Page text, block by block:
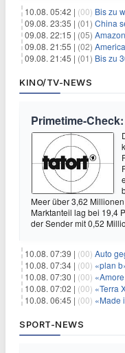
10.08. 05:42 | (00) Bis zu
09.08. 23:35 | (01) China setzt
09.08. 22:15 | (05) Amazon-
09.08. 21:55 | (02) American
09.08. 21:45 | (01) Bis zu 300€
KINO/TV-NEWS
Primetime-
Meer über 3,62
Marktanteil lag bei 19,4
der Sender mit 0,52
10.08. 07:39 | (00) Auto
10.08. 07:34 | (00) «plan b»
10.08. 07:30 | (00) «Amore
10.08. 07:02 | (00) «Terra X
10.08. 06:45 | (00) «Made
SPORT-NEWS